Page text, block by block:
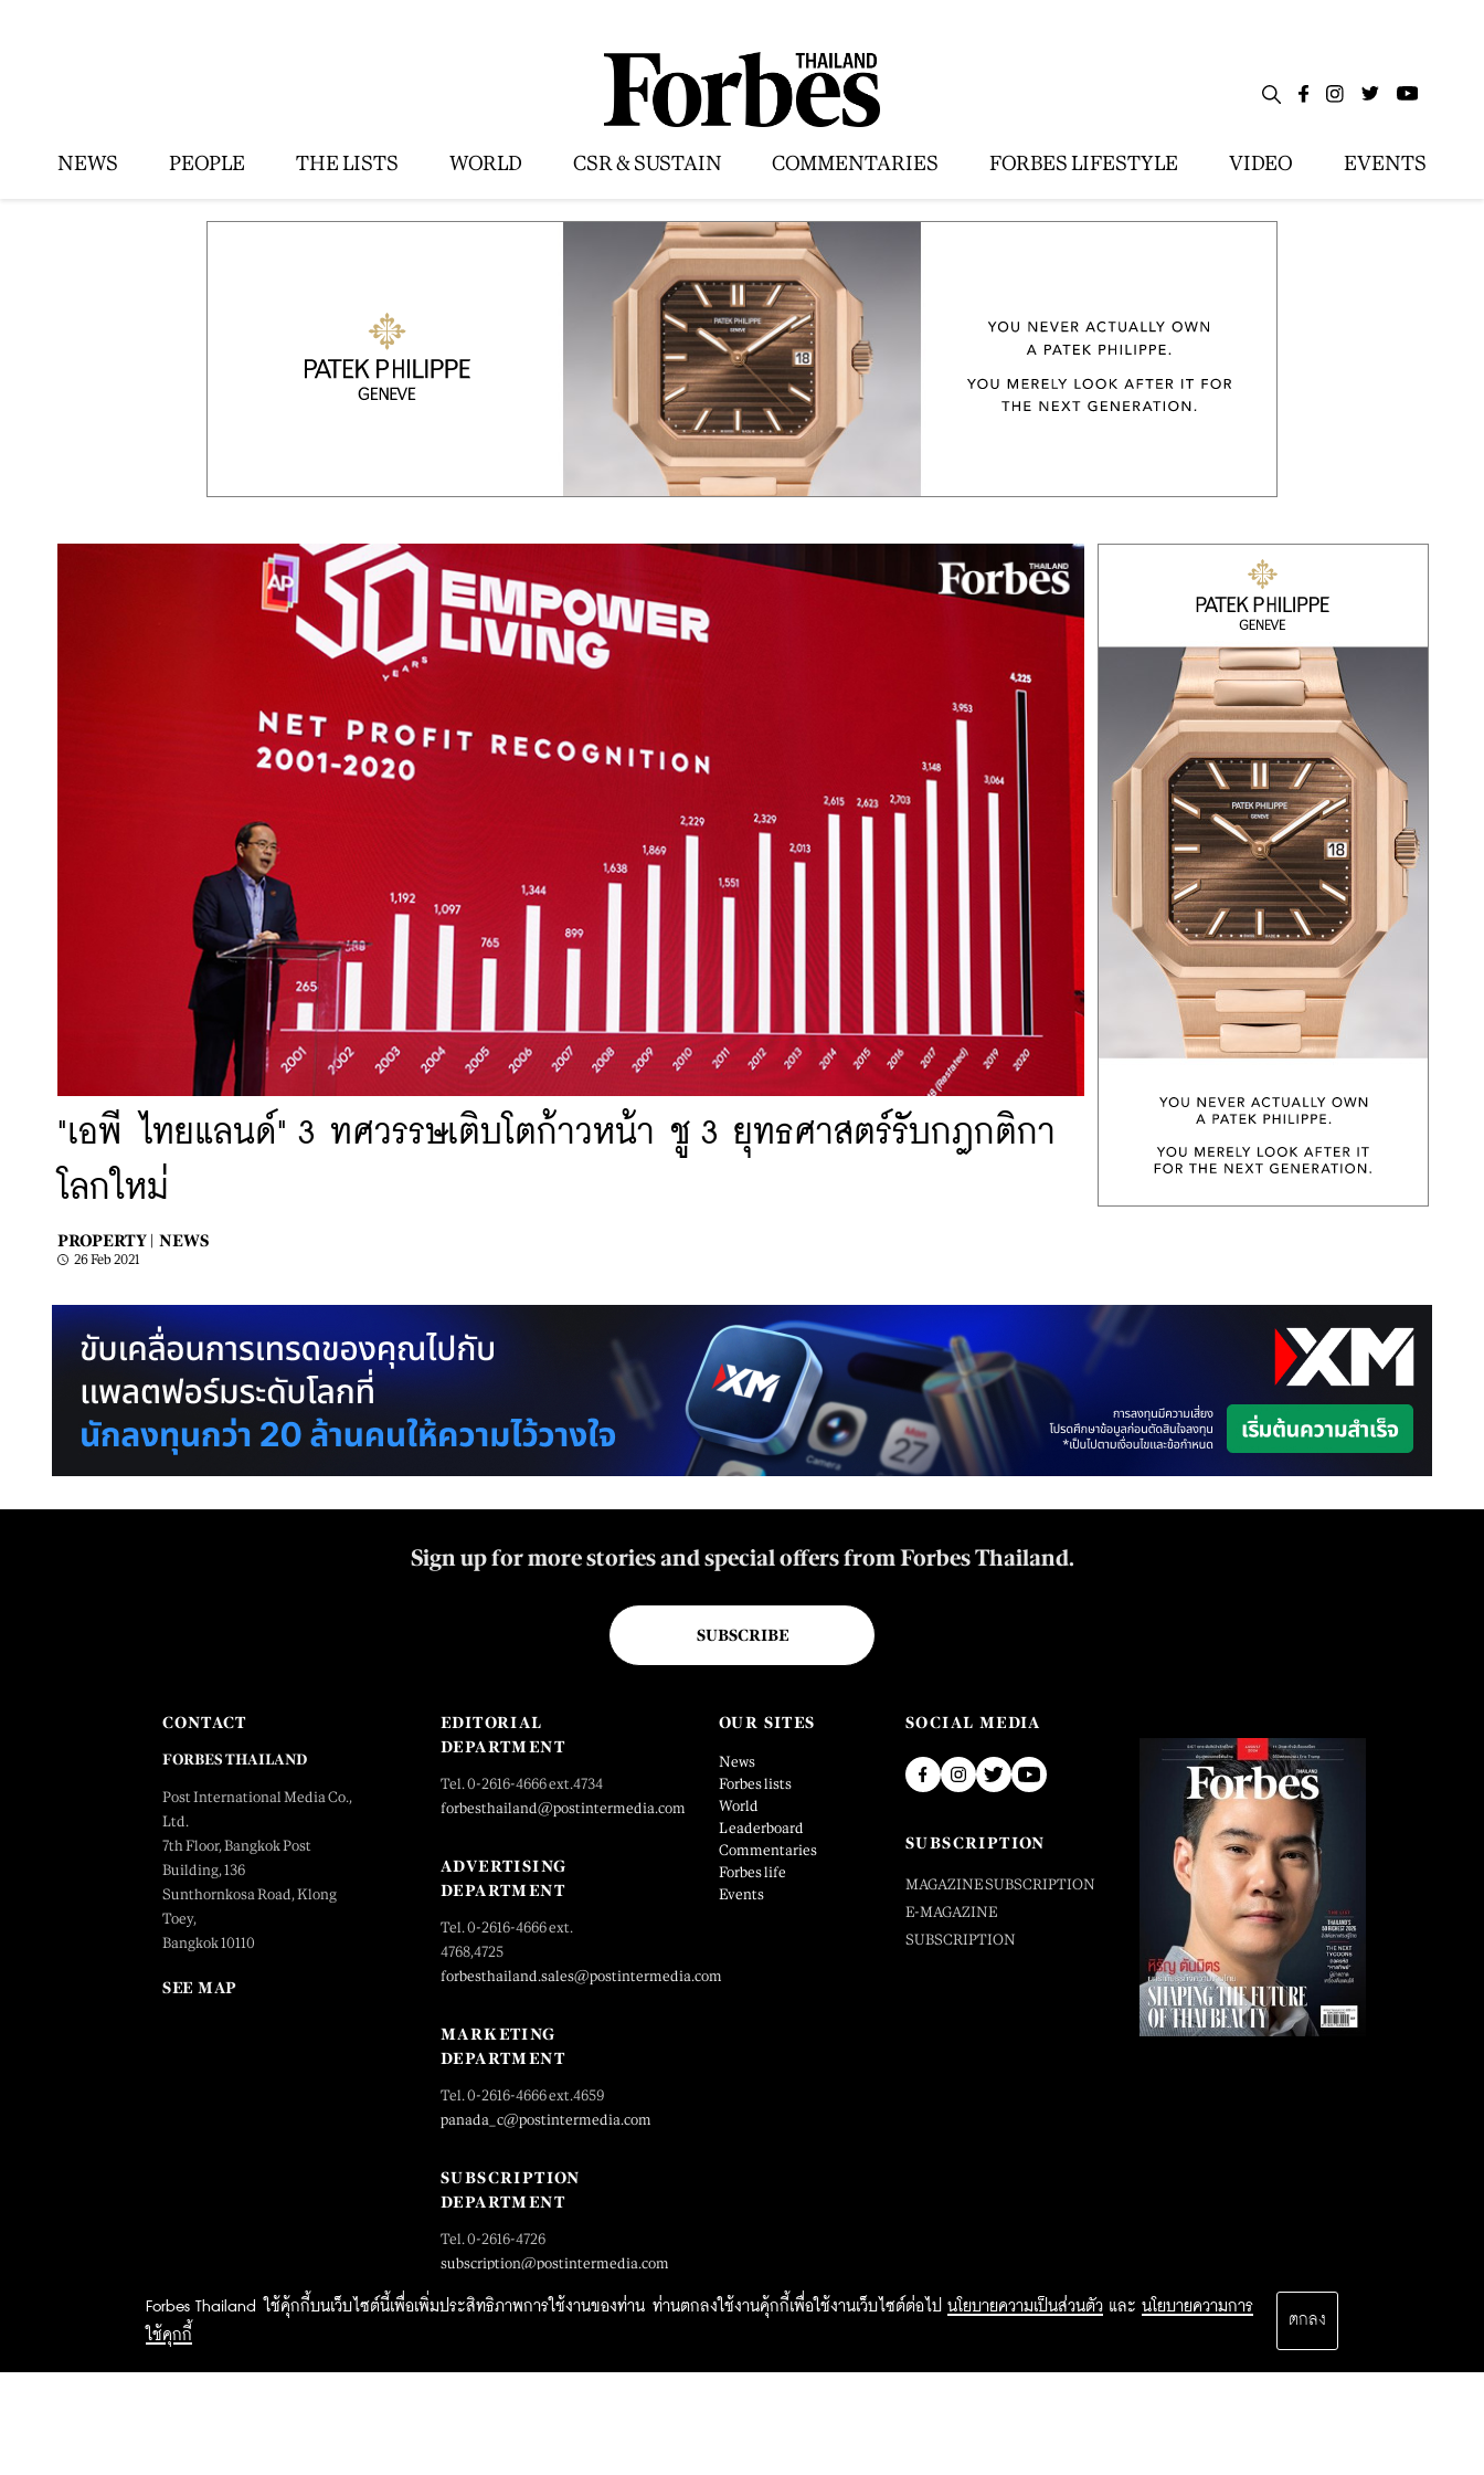
NEWS PEOPLE THE LISTS WORLD CSR & SUSTAIN COMMENTARIES FORBES LIFESTYLE VIDEO EVENTS
"เอพี ไทยแลนด์" 3 ทศวรรษเติบโตก้าวหน้า ชู 3 ยุทธศาสตร์รับกฎกติกา
โลกใหม่
PROPERTY | NEWS
26 Feb 2021
Forbes Thailand ใช้คุ้กกี้บนเว็บไซต์นี้เพื่อเพิ่มประสิทธิภาพการใช้งานของท่าน ท่านตกลงใช้งานคุ้กกี้เพื่อใช้งานเว็บไซต์ต่อไป นโยบายความเป็นส่วนตัว และ นโยบายความการ
ใช้คุกกี้
ตกลง
Sign up for more stories and special offers from Forbes Thailand.
SUBSCRIBE
CONTACT
FORBES THAILAND
Post International Media Co.,
Ltd.
7th Floor, Bangkok Post
Building, 136
Sunthornkosa Road, Klong
Toey,
Bangkok 10110
SEE MAP
EDITORIAL
DEPARTMENT
Tel. 0-2616-4666 ext.4734
forbesthailand@postintermedia.com
ADVERTISING
DEPARTMENT
Tel. 0-2616-4666 ext.
4768,4725
forbesthailand.sales@postintermedia.com
MARKETING
DEPARTMENT
Tel. 0-2616-4666 ext.4659
panada_c@postintermedia.com
SUBSCRIPTION
DEPARTMENT
Tel. 0-2616-4726
subscription@postintermedia.com
OUR SITES
News
Forbes lists
World
Leaderboard
Commentaries
Forbes life
Events
SOCIAL MEDIA
SUBSCRIPTION
MAGAZINE SUBSCRIPTION
E-MAGAZINE
SUBSCRIPTION